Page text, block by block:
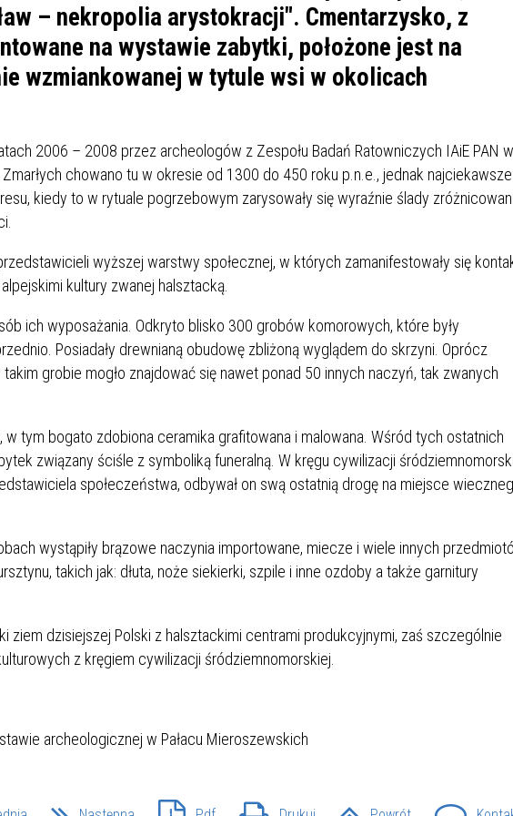
OFERTY PRACY
PROGRAM WSPARCIA
3+ GÓRĄ!"
PLAN OGÓLNY BĘDZIŃSKA KARTA SENIORA
KAMPANIA EDUKACYJNO-
EKOLOGICZNA W RAMACH
REJESTR DANYCH
KONTAKTOWYCH (RDK)
INFORMACJE MOPS BĘDZIN
URZĄD SKARBOWY
INFORMACJE DOTYCZĄCE
TRANSPLANTACJI
MŁODZIEŻOWA RADA MIASTA
BĘDZINA
WYKAZ ZWIERZĄT
Z TERENU MIASTA
ALKOHOLU
WYGLĄDA PRACA W NGO?
PORADY OD PRACA.PL
INFORMATYK – JAK ZOSTAĆ?
WYMAGANIA, ZAROBKI
KULTURY
KONKURSU O NAGRODĘ
UCZNIÓW
DLA WYRÓŻNIAJĄCYCH SIĘ
UCZNIÓW
ZAKŁADANIE PLACÓWEK
NIEPUBLICZNYCH
DOFINANSOWANIE
KSZTAŁCENIA
PAŃSTWOWA SZKOŁA MUZYCZNA
I ST. IM. FRYDERYKA CHOPINA
ZADANIA DOFINANSOWANE
BUDŻETU PAŃSTWA
PRACOWNIKÓW OŚWIATY
FUNDUSZU OCHRONY
„PRZYJAZNA SZKOŁA” RZĄDOWY
PROGRAM WYRÓWNYWANIA
W LATACH 2025-2027
KONKURSY NA STANOWISKO
DYREKTORA
– nekropolia arystokracji". Cmentarzysko, z
na wystawie zabytki, położone jest na
wzmiankowanej w tytule wsi w okolicach
2006 – 2008 przez archeologów z Zespołu Badań Ratowniczych IAiE PAN w
chowano tu w okresie od 1300 do 450 roku p.n.e., jednak najciekawsze
kiedy to w rytuale pogrzebowym zarysowały się wyraźnie ślady
wyższej warstwy społecznej, w których zamanifestowały się
kultury zwanej halsztacką.
ich wyposażania. Odkryto blisko 300 grobów komorowych, które były
Posiadały drewnianą obudowę zbliżoną wyglądem do skrzyni. Oprócz
grobie mogło znajdować się nawet ponad 50 innych naczyń, tak zwanych
w tym bogato zdobiona ceramika grafitowana i malowana. Wśród tych ostatnich
związany ściśle z symboliką funeralną. W kręgu cywilizacji
społeczeństwa, odbywał on swą ostatnią drogę na miejsce
wystąpiły brązowe naczynia importowane, miecze i wiele innych
takich jak: dłuta, noże siekierki, szpile i inne ozdoby a także garnitury
ziem dzisiejszej Polski z halsztackimi centrami produkcyjnymi, zaś szczególnie
z kręgiem cywilizacji śródziemnomorskiej.